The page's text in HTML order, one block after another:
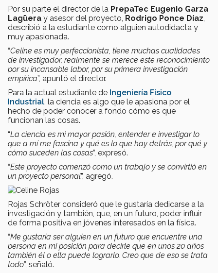
Por su parte el director de la PrepaTec Eugenio Garza
Lagüera y asesor del proyecto, Rodrigo Ponce Díaz
describió a la estudiante como alguien autodidacta y
muy apasionada.
“Celine es muy perfeccionista, tiene muchas cualidades
de investigador, realmente se merece este reconocimiento
por su incansable labor, por su primera investigación
empírica”, apuntó el director.
Para la actual estudiante de Ingeniería Físico
Industrial , la ciencia es algo que le apasiona por el
hecho de poder conocer a fondo cómo es que
funcionan las cosas.
“La ciencia es mi mayor pasión, entender e investigar lo
que a mí me fascina y qué es lo que hay detrás, por qué y
cómo suceden las cosas”, expresó.
“Este proyecto comenzó como un trabajo y se convirtió en
un proyecto personal”, agregó.
Rojas Schröter consideró que le gustaría dedicarse a la
investigación y también, que, en un futuro, poder influir
de forma positiva en jóvenes interesados en la física.
“Me gustaría ser alguien en un futuro que encuentre una
persona en mi posición para decirle que en unos 20 años
también él o ella puede lograrlo. Creo que de eso se trata
todo”, señaló.